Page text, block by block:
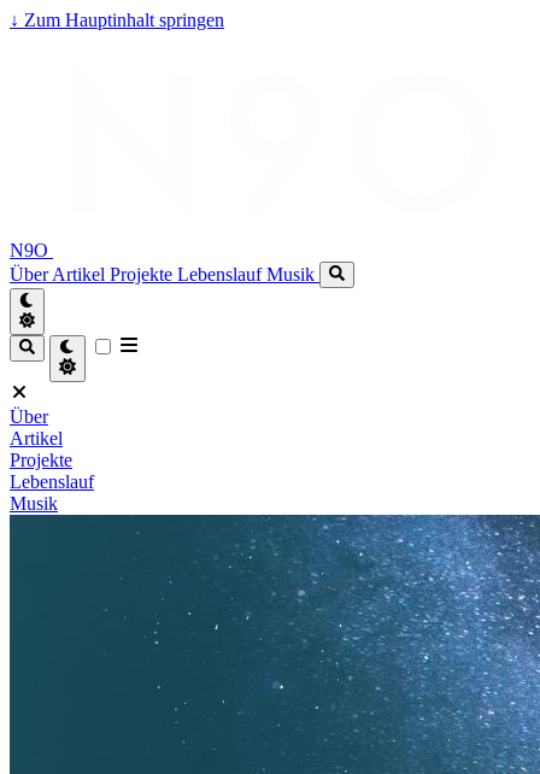
↓ Zum Hauptinhalt springen
N9O
ÜberArtikel Projekte LebenslaufMusik
Über
Artikel
Projekte
Lebenslauf
Musik